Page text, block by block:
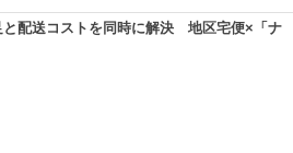
と配送コストを同時に解決 地区宅便×「ナ